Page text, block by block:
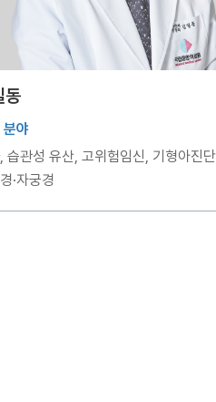
동
야
습관성 유산, 고위험임신, 기형아진
·자궁경